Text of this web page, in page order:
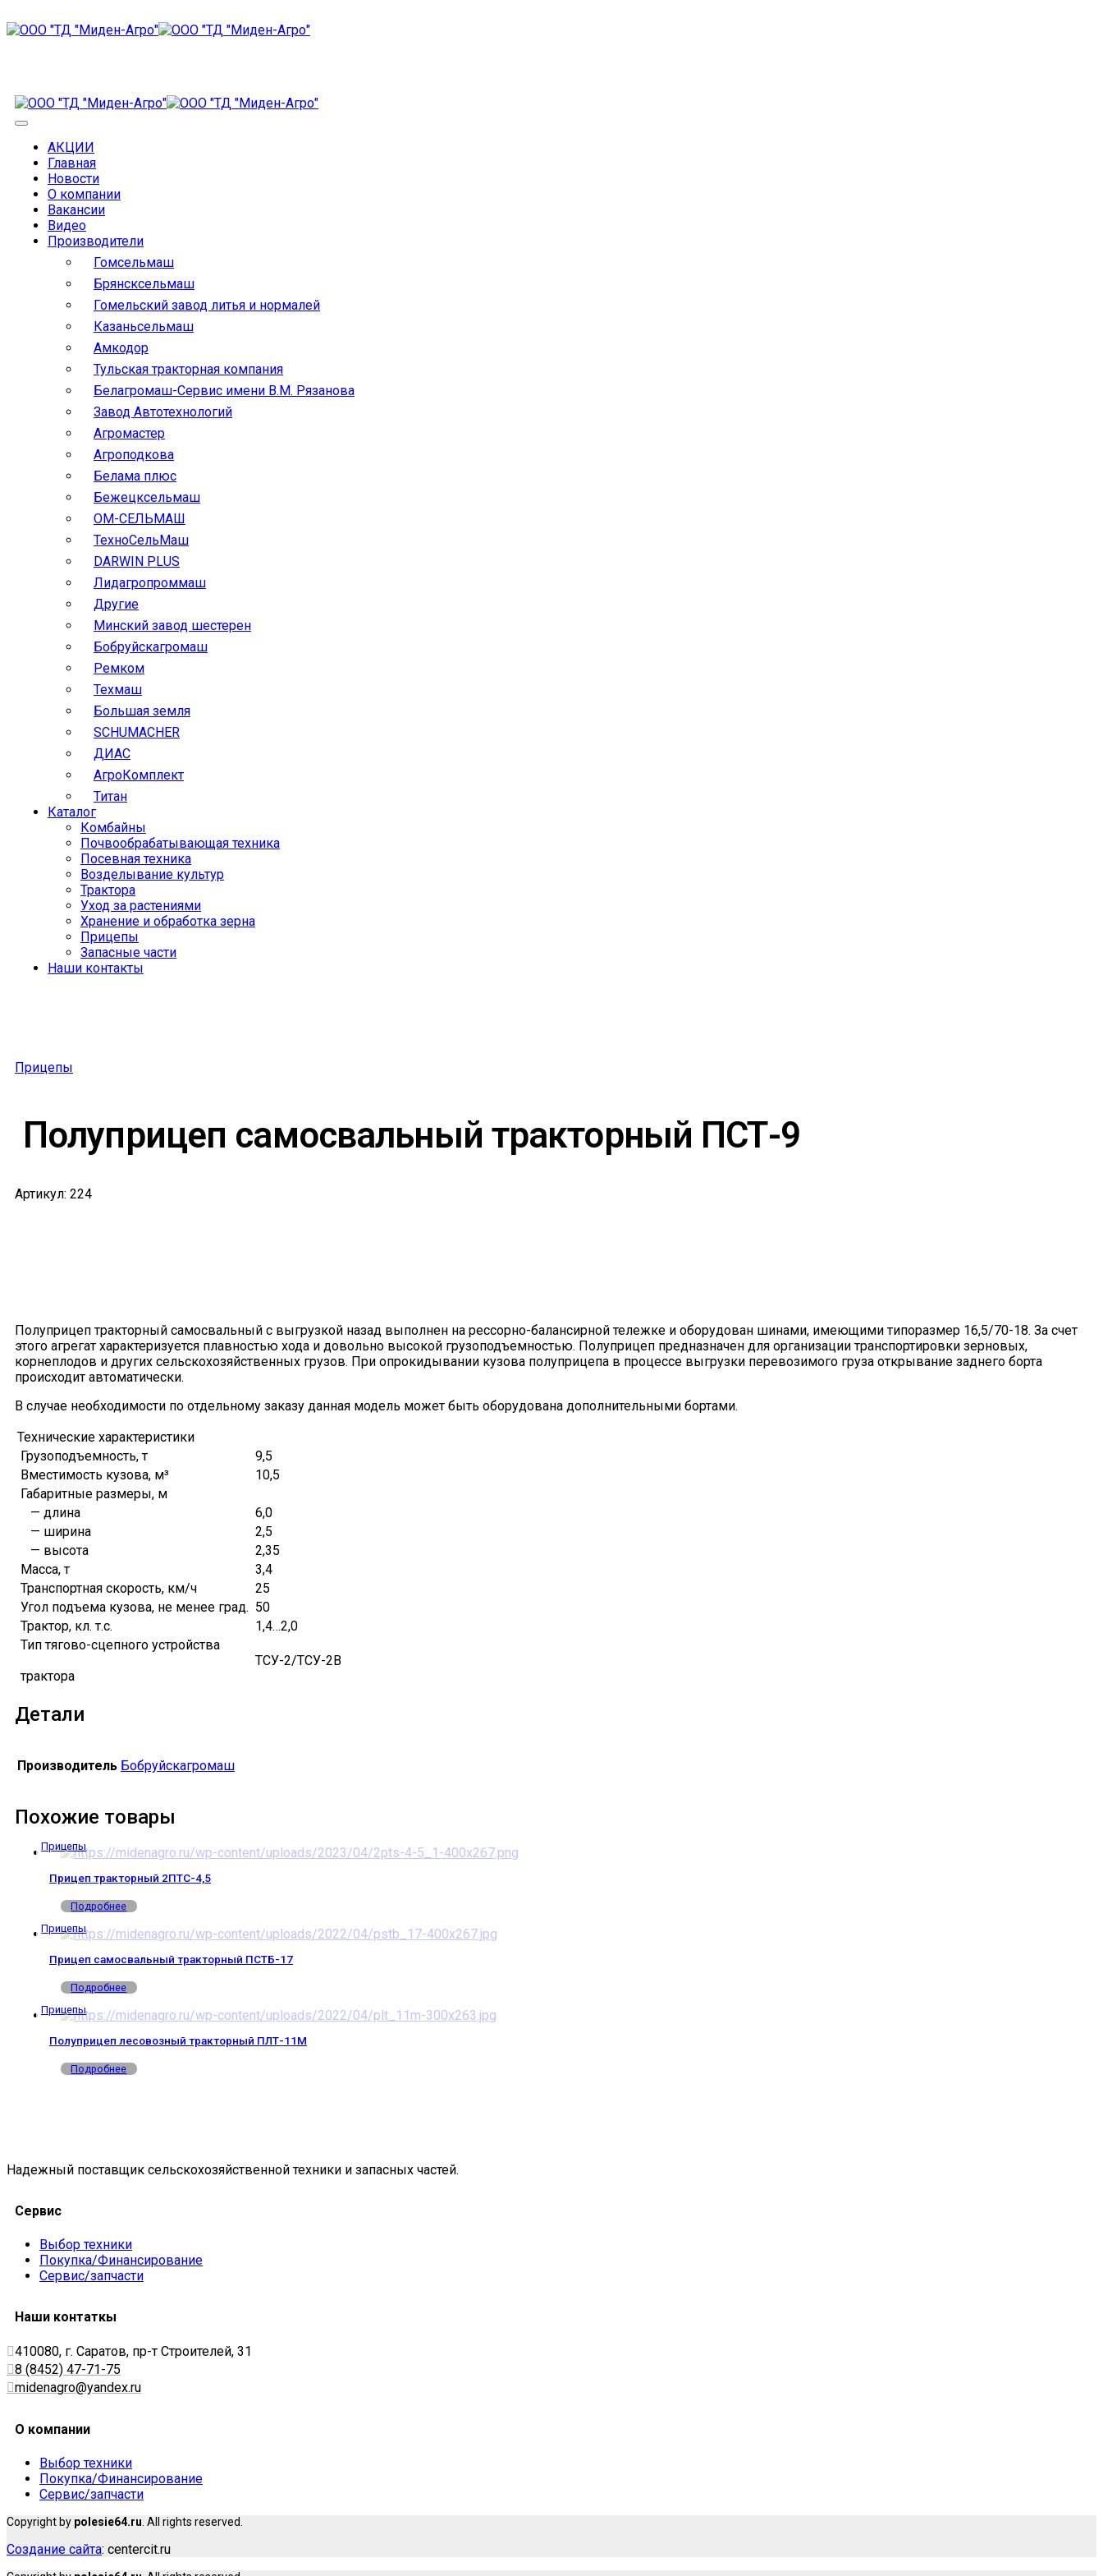
АКЦИИ
Главная
Новости
О компании
Вакансии
Видео
Производители
Гомсельмаш
Брянсксельмаш
Гомельский завод литья и нормалей
Казаньсельмаш
Амкодор
Тульская тракторная компания
Белагромаш-Сервис имени В.М. Рязанова
Завод Автотехнологий
Агромастер
Агроподкова
Белама плюс
Бежецксельмаш
ОМ-СЕЛЬМАШ
ТехноСельМаш
DARWIN PLUS
Лидагропроммаш
Другие
Минский завод шестерен
Бобруйскагромаш
Ремком
Техмаш
Большая земля
SCHUMACHER
ДИАС
АгроКомплект
Титан
Каталог
Комбайны
Почвообрабатывающая техника
Посевная техника
Возделывание культур
Трактора
Уход за растениями
Хранение и обработка зерна
Прицепы
Запасные части
Наши контакты
Прицепы
Полуприцеп самосвальный тракторный ПСТ-9
Артикул: 224
Полуприцеп тракторный самосвальный с выгрузкой назад выполнен на рессорно-балансирной тележке и оборудован шинами, имеющими типоразмер 16,5/70-18. За счет
этого агрегат характеризуется плавностью хода и довольно высокой грузоподъемностью. Полуприцеп предназначен для организации транспортировки зерновых,
корнеплодов и других сельскохозяйственных грузов. При опрокидывании кузова полуприцепа в процессе выгрузки перевозимого груза открывание заднего борта
происходит автоматически.
В случае необходимости по отдельному заказу данная модель может быть оборудована дополнительными бортами.
Технические характеристики
Грузоподъемность, т
9,5
Вместимость кузова, м³
10,5
Габаритные размеры, м
— длина
6,0
— ширина
2,5
— высота
2,35
Масса, т
3,4
Транспортная скорость, км/ч
25
Угол подъема кузова, не менее град. 50
Трактор, кл. т.с.
1,4…2,0
Тип тягово-сцепного устройства
трактора
ТСУ-2/ТСУ-2В
Детали
Производитель Бобруйскагромаш
Похожие товары
Прицепы
Прицеп тракторный 2ПТС-4,5
Подробнее
Прицепы
Прицеп самосвальный тракторный ПСТБ-17
Подробнее
Прицепы
Полуприцеп лесовозный тракторный ПЛТ-11М
Подробнее
Надежный поставщик сельскохозяйственной техники и запасных частей.
Сервис
Выбор техники
Покупка/Финансирование
Сервис/запчасти
Наши контаткы
410080, г. Саратов, пр-т Строителей, 31
8 (8452) 47-71-75
midenagro@yandex.ru
О компании
Выбор техники
Покупка/Финансирование
Сервис/запчасти
Copyright by polesie64.ru . All rights reserved.
Создание сайта: centercit.ru